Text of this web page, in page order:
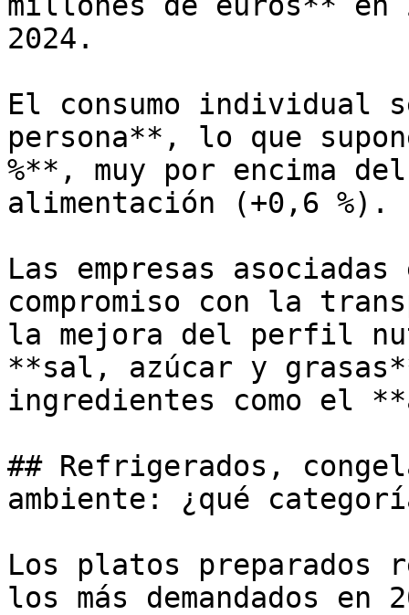
2024.
El consumo individual
persona**, lo que
%**, muy por encima
alimentación (+0,6 %).
Las empresas
compromiso con la
la mejora del perfil
**sal, azúcar y
ingredientes como el
## Refrigerados,
ambiente: ¿qué
Los platos
los más demandados en